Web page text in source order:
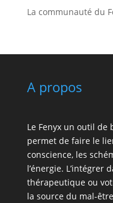
La communauté du
A propos
Le Fenyx un outil de
permet de faire le
conscience, les
l’énergie. L’intégrer
thérapeutique ou
la source du mal-